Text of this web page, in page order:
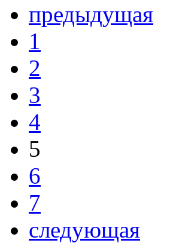
предыдущая
1
2
3
4
5
6
7
следующая